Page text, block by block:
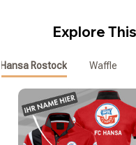
Explore
Hansa Rostock Waffle